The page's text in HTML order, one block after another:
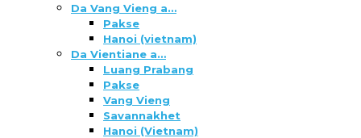
Da Vang Vieng a…
Pakse
Hanoi (vietnam)
Da Vientiane a…
Luang Prabang
Pakse
Vang Vieng
Savannakhet
Hanoi (Vietnam)